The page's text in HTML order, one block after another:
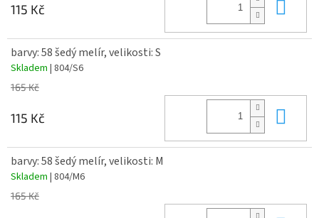
115 Kč
barvy: 58 šedý melír, velikosti: S
Skladem | 804/S6
165 Kč
115 Kč
barvy: 58 šedý melír, velikosti: M
Skladem | 804/M6
165 Kč